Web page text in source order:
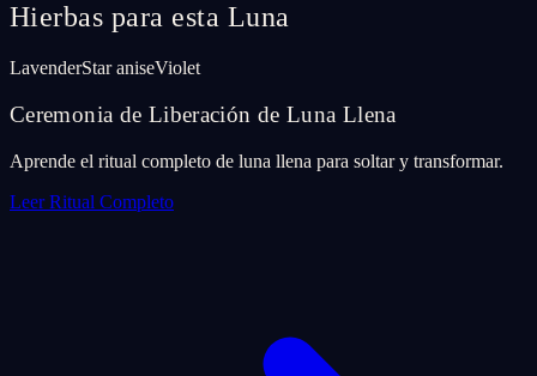
Hierbas para esta Luna
LavenderStar aniseViolet
Ceremonia de Liberación de Luna Llena
Aprende el ritual completo de luna llena para soltar y transformar.
Leer Ritual Completo